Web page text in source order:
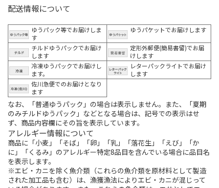
配送情報について
ゆうパック等でお届けしま
す
ゆうパケットでお届けします
チルドゆうパックでお届け
します
定形外郵便(簡易書留)でお届
けします
冷凍ゆうパックでお届けし
ます。
レターパックライトでお届け
します
佐川急便でのお届けとなり
ます
なお、「普通ゆうパック」の場合は表示しません。また、「夏期
のみチルドゆうパック」などとなる場合は、記号での表示はせ
ず、商品内容欄にその旨を表示しています。
アレルギー情報について
商品に「小麦」「そば」「卵」「乳」「落花生」「えび」「か
に」「くるみ」のアレルギー特定8品目を含んでいる場合に品目名
を表示します。
※エビ・カニを除く魚介類（これらの魚介類を原材料として製造
された加工品も含む）は、漁獲漁法によりエビ・カニが混じって